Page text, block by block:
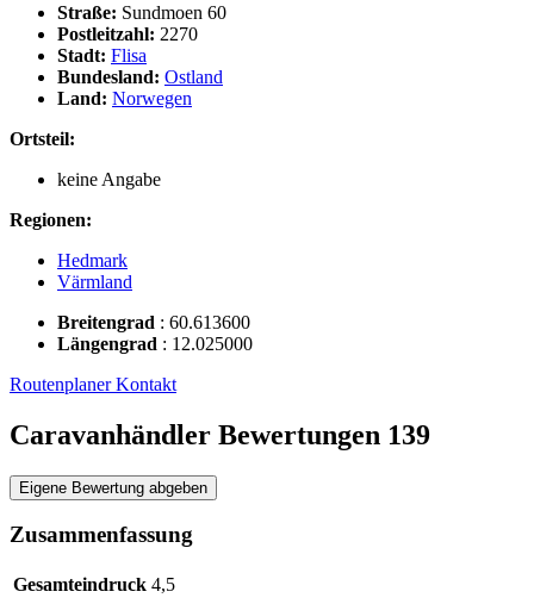
Straße: Sundmoen 60
Postleitzahl: 2270
Stadt: Flisa
Bundesland: Ostland
Land: Norwegen
Ortsteil:
keine Angabe
Regionen:
Hedmark
Värmland
Breitengrad : 60.613600
Längengrad : 12.025000
RoutenplanerKontakt
Caravanhändler Bewertungen 139
Eigene Bewertung abgeben
Zusammenfassung
Gesamteindruck 4,5